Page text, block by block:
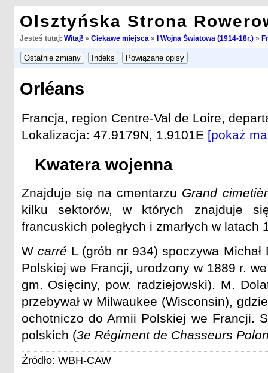
Olsztyńska Strona
Jesteś tutaj: Witaj! » Ciekawe miejsca » I Wojna Światowa (1914-18r.)»
Orléans
Francja, region Centre-Val de Loire,
Lokalizacja: 47.9179N, 1.9101E [pokaż
Kwatera wojenna
Znajduje się na cmentarzu Grand
kilku sektorów, w których znajduje
francuskich poległych i zmarłych w latach
W carré L (grób nr 934) spoczywa
Polskiej we Francji, urodzony w 1889 r.
gm. Osięciny, pow. radziejowski). M.
przebywał w Milwaukee (Wisconsin),
ochotniczo do Armii Polskiej we Francji.
polskich (3e Régiment de Chasseurs
Źródło: WBH-CAW